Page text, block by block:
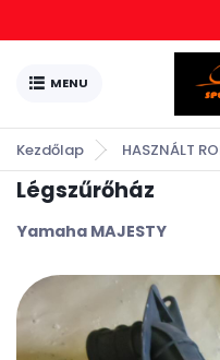
Kezdőlap HASZNÁLT
Légszűrőház
Yamaha MAJESTY